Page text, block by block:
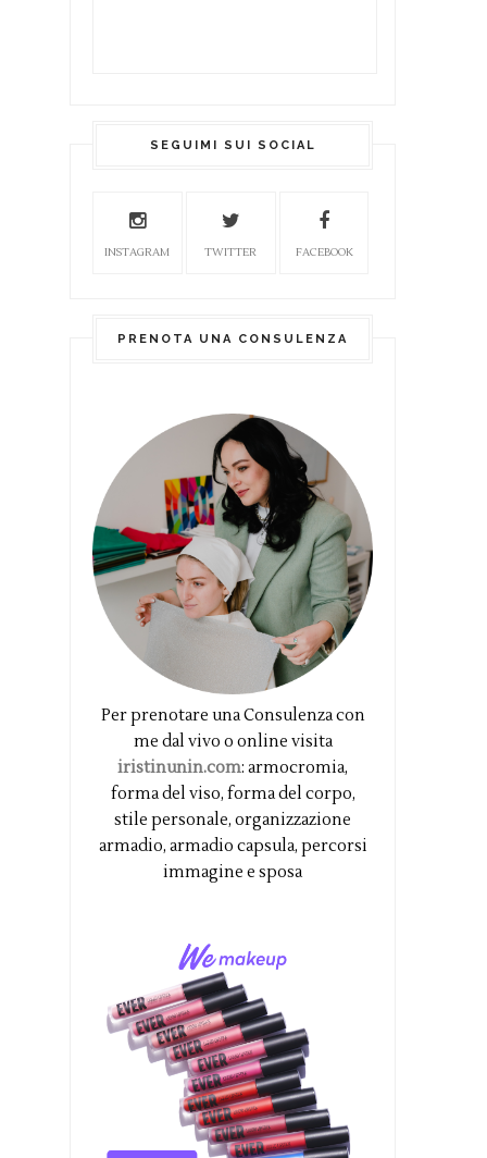
SEGUIMI SUI SOCIAL
INSTAGRAM TWITTER FACEBOOK
PRENOTA UNA CONSULENZA
Per prenotare una Consulenza con
me dal vivo o online visita
iristinunin.com: armocromia,
forma del viso, forma del corpo,
stile personale, organizzazione
armadio, armadio capsula, percorsi
immagine e sposa